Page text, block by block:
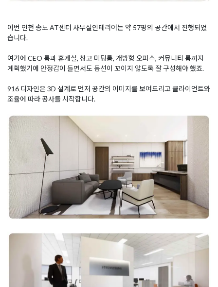
이번 인천 송도 AT센터 사무실인테리어는 약 57평의 공간에서 진행되었
습니다.
여기에 CEO 룸과 휴게실, 창고 미팅룸, 개방형 오피스, 커뮤니티 룸까지
계획했기에 안정감이 들면서도 동선이 꼬이지 않도록 잘 구성해야 했죠.
916 디자인은 3D 설계로 먼저 공간의 이미지를 보여드리고 클라이언트와
조율에 따라 공사를 시작합니다.